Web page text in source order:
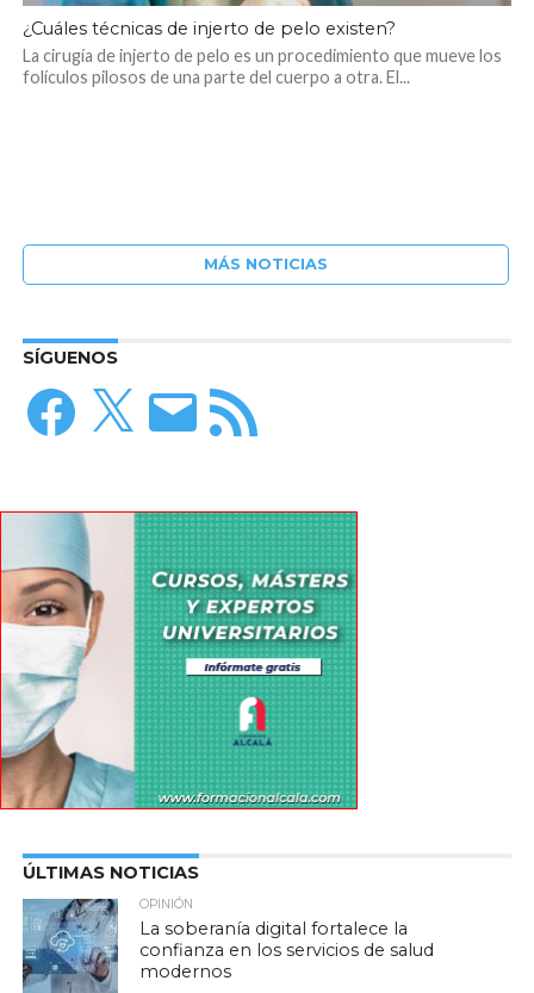
¿Cuáles técnicas de injerto de pelo existen?
La cirugía de injerto de pelo es un procedimiento que mueve los
folículos pilosos de una parte del cuerpo a otra. El...
MÁS NOTICIAS
SÍGUENOS
Facebook
X
Correo
electrónico
Feed
RSS
ÚLTIMAS NOTICIAS
OPINIÓN
La soberanía digital fortalece la
confianza en los servicios de salud
modernos